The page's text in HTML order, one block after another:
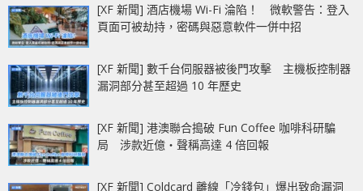
[XF 新聞] 酒店機場 Wi-Fi 淪陷！ 微軟警告：登入
頁面可被劫持，密碼與惡意軟件一併中招
[XF 新聞] 數千台伺服器被後門攻擊 主機板控制器
漏洞部分甚至超過 10 年歷史
[XF 新聞] 港澳聯合搗破 Fun Coffee 咖啡科研騙
局 涉款近億‧聲稱高達 4 倍回報
[XF 新聞] Coldcard 離線「冷錢包」爆出致命漏洞